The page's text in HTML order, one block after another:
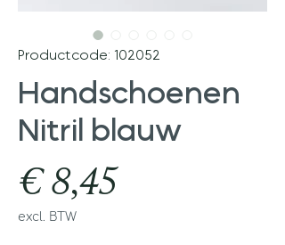
Productcode: 102052
Handschoenen
Nitril blauw
€ 8,45Prijs
excl. BTW